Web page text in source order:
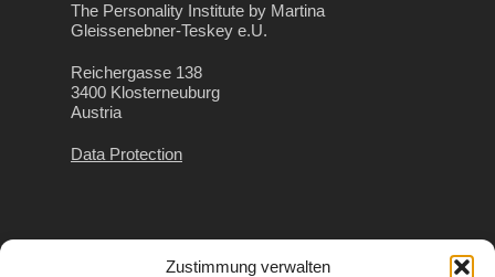
Zustimmung verwalten
The Personality Institute by Martina
Gleissenebner-Teskey e.U.
Reichergasse 138
3400 Klosterneuburg
Austria
Data Protection